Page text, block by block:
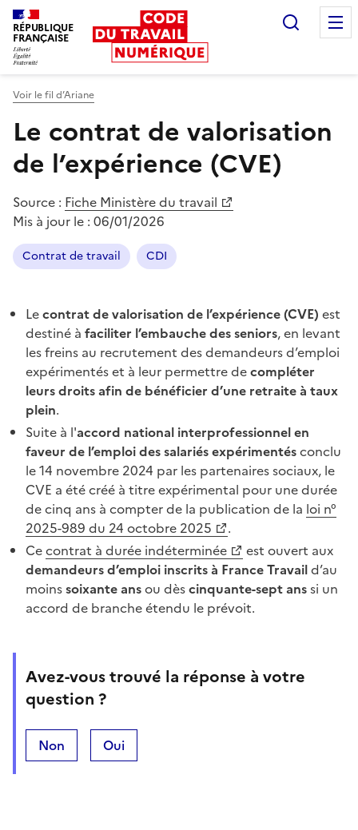
RÉPUBLIQUE
FRANÇAISE
Voir le fil d’Ariane
Le contrat de valorisation
de l’expérience (CVE)
Source : Fiche Ministère du travail
Mis à jour le : 06/01/2026
Contrat de travail CDI
Lecontrat de valorisation de l’expérience (CVE) est
destiné à faciliter l’embauche des seniors, en levant
les freins au recrutement des demandeurs d’emploi
expérimentés et à leur permettre decompléter
leurs droits afin de bénéficier d’une retraite à taux
plein.
Suite à l'accord national interprofessionnel en
faveur de l’emploi des salariés expérimentésconclu
le 14 novembre 2024 par les partenaires sociaux, le
CVE a été créé à titre expérimental pour une durée
de cinq ans à compter de la publication de la loi n°
2025-989 du 24 octobre 2025
.
Cecontrat à durée indéterminée
est ouvert aux
demandeurs d’emploi inscrits à France Travaild’au
moinssoixante ansou dèscinquante-sept anssi un
accord de branche étendu le prévoit.
Avez-vous trouvé la réponse à votre
question ?
Non Oui